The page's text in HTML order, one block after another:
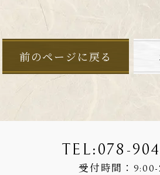
前のページに戻る
TEL:078-
受付時間： 9:00-